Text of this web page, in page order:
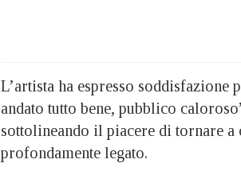
L’artista ha espresso soddisfazione
andato tutto bene, pubblico
sottolineando il piacere di tornare a
profondamente legato.